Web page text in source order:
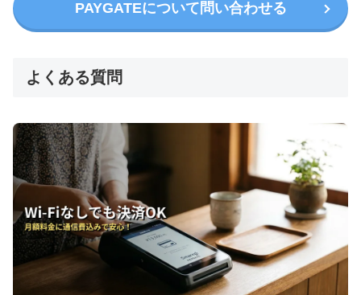
PAYGATEについて問い合わせる
よくある質問